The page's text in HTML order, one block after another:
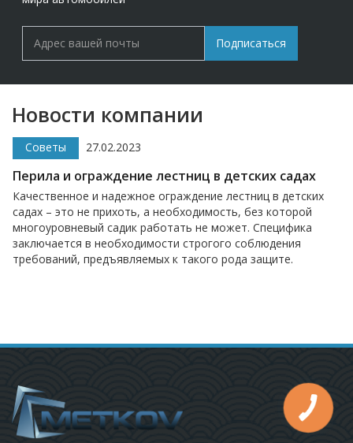
Подписаться
Новости компании
Советы 27.02.2023
Перила и ограждение лестниц в детских садах
Качественное и надежное ограждение лестниц в детских
садах – это не прихоть, а необходимость, без которой
многоуровневый садик работать не может. Специфика
заключается в необходимости строгого соблюдения
требований, предъявляемых к такого рода защите.